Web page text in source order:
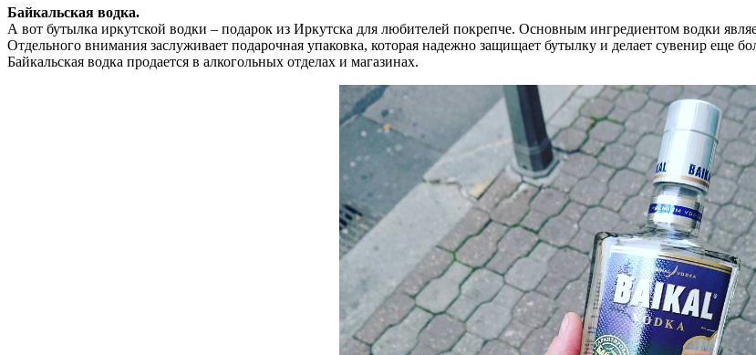
Байкальская водка.
А вот бутылка иркутской водки – подарок из Иркутска для любителей покрепче. Основным ингредиентом водки
Отдельного внимания заслуживает подарочная упаковка, которая надежно защищает бутылку и делает сувенир еще
Байкальская водка продается в алкогольных отделах и магазинах.